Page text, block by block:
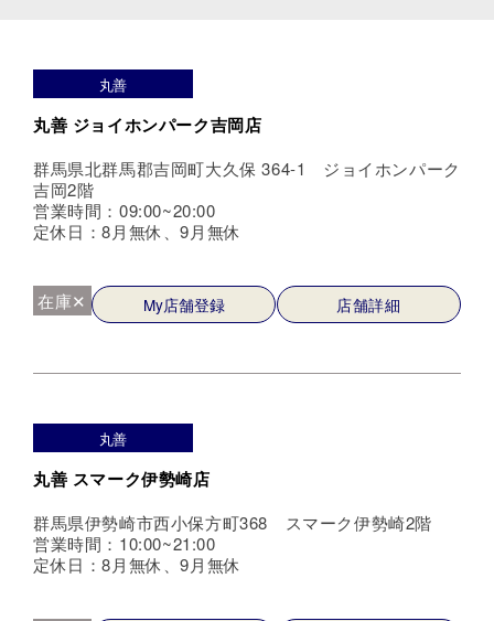
丸善
丸善 ジョイホンパーク吉岡店
群馬県北群馬郡吉岡町大久保 364-1 ジョイホンパーク
吉岡2階
営業時間：09:00~20:00
定休日：8月無休、9月無休
在庫✕ My店舗登録 店舗詳細
丸善
丸善 スマーク伊勢崎店
群馬県伊勢崎市西小保方町368 スマーク伊勢崎2階
営業時間：10:00~21:00
定休日：8月無休、9月無休